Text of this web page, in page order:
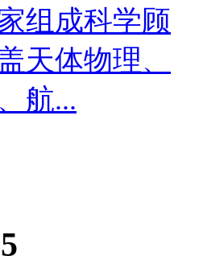
组成科学顾
天体物理、
航...